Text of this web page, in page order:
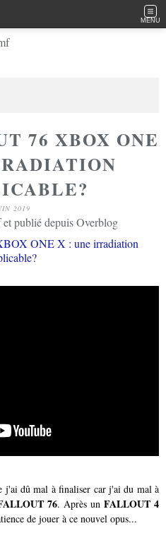
MENU
76 XBOX ONE
2019
publié depuis Overblog
j'ai dû mal à finaliser car j'ai du mal à
76. Après un FALLOUT 4
de jouer à ce nouvel opus...